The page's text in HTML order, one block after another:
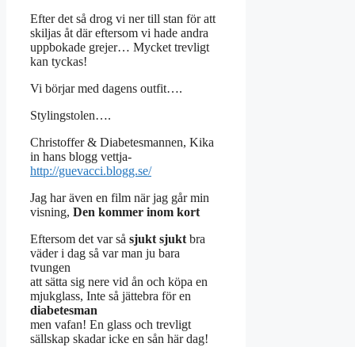
Efter det så drog vi ner till stan för att
skiljas åt där eftersom vi hade andra
uppbokade grejer… Mycket trevligt
kan tyckas!
Vi börjar med dagens outfit….
Stylingstolen….
Christoffer & Diabetesmannen, Kika
in hans blogg vettja-
http://guevacci.blogg.se/
Jag har även en film när jag går min
visning, Den kommer inom kort
Eftersom det var så sjukt sjukt bra
väder i dag så var man ju bara
tvungen
att sätta sig nere vid ån och köpa en
mjukglass, Inte så jättebra för en
diabetesman
men vafan! En glass och trevligt
sällskap skadar icke en sån här dag!